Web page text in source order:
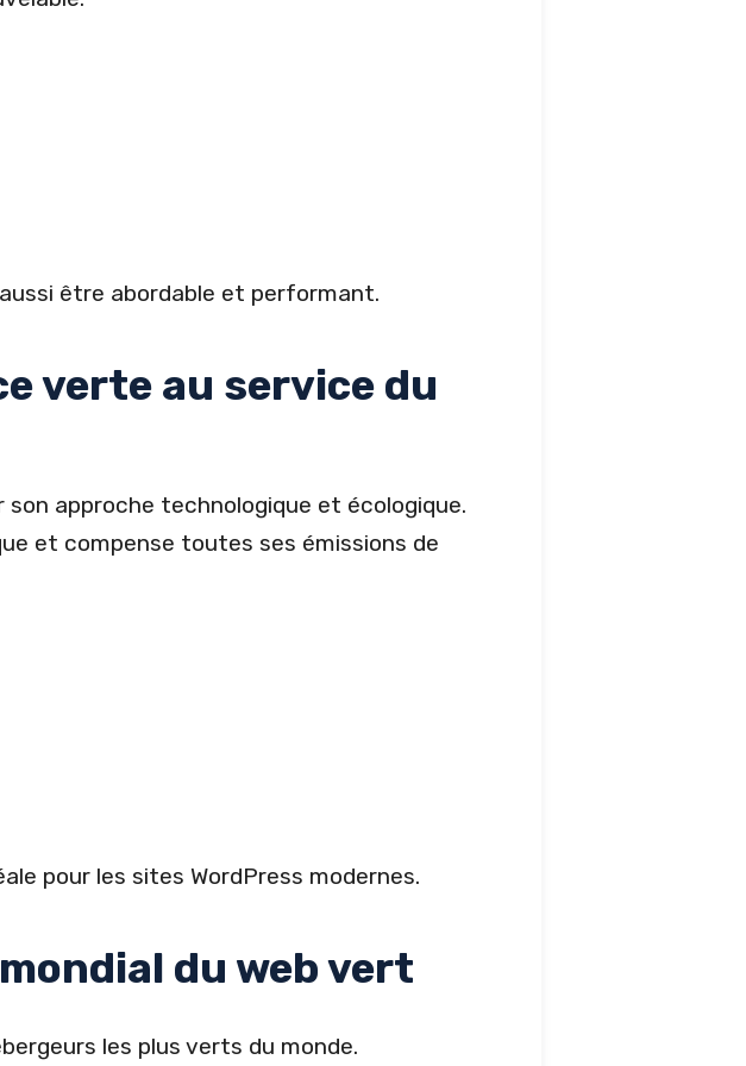
être abordable et performant.
verte au service du
approche technologique et écologique.
et compense toutes ses émissions de
pour les sites WordPress modernes.
du web vert
les plus verts du monde.